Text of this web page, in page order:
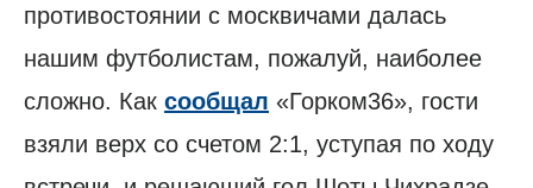
противостоянии с москвичами далась
нашим футболистам, пожалуй, наиболее
сложно. Как сообщал «Горком36», гости
взяли верх со счетом 2:1, уступая по ходу